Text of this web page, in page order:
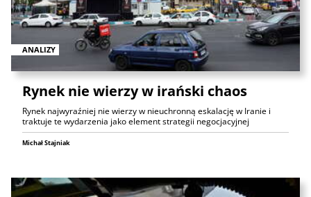
ANALIZY
Rynek nie wierzy w irański chaos
Rynek najwyraźniej nie wierzy w nieuchronną eskalację w Iranie i
traktuje te wydarzenia jako element strategii negocjacyjnej
Michał Stajniak